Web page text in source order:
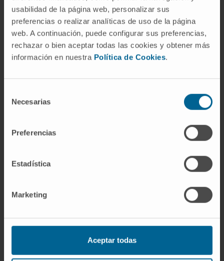
usabilidad de la página web, personalizar sus
preferencias o realizar analíticas de uso de la página
web. A continuación, puede configurar sus preferencias,
rechazar o bien aceptar todas las cookies y obtener más
información en nuestra Política de Cookies.
Necesarias
Preferencias
Estadística
Marketing
Aceptar todas
¿Qué relación tiene con el
anticuerpo monoclonal?
Complementaria. Unanticuerpo monoclonal
reconoce un único epítopo con
con un trazador, se obtiene un reactivo de
especificidad y consistencia idóneas para uso
clínico o de investigación. La mayoría de los
monoclonales marcados.
marcados?
Sí. En la variante más habitual (ELISA de tipo
sándwich), un anticuerpo de captura
un segundo anticuerpo marcado con una
enzima se une a otra zona del mismo
antígeno. Al añadir el sustrato enzimático, el